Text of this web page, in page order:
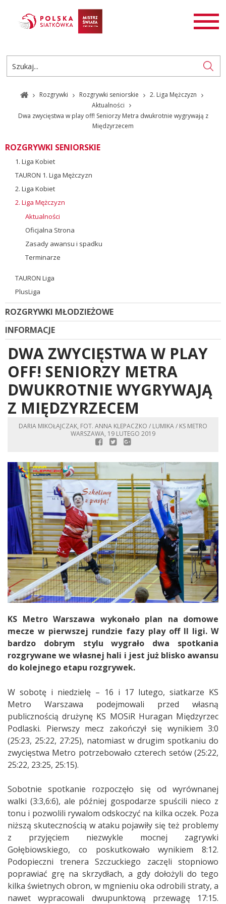
AKTUALNOŚCI
ROZGRYWKI
PL
EN
Rozgrywki Rozgrywki seniorskie
2. Liga Mężczyzn
Aktualności
Dwa zwycięstwa w play off! Seniorzy Metra dwukrotnie wygrywają z
Międzyrzecem
ROZGRYWKI SENIORSKIE
1. Liga Kobiet
TAURON 1. Liga Mężczyzn
2. Liga Kobiet
2. Liga Mężczyzn
Aktualności
Oficjalna Strona
Zasady awansu i spadku
Terminarze
TAURON Liga
PlusLiga
ROZGRYWKI MŁODZIEŻOWE
INFORMACJE
DWA ZWYCIĘSTWA W PLAY
OFF! SENIORZY METRA
DWUKROTNIE WYGRYWAJĄ
Z MIĘDZYRZECEM
DARIA MIKOŁAJCZAK, FOT. ANNA KLEPACZKO / LUMIKA / KS METRO
WARSZAWA, 19 LUTEGO 2019
KS Metro Warszawa wykonało plan na domowe
mecze w pierwszej rundzie fazy play off II ligi. W
bardzo dobrym stylu wygrało dwa spotkania
rozgrywane we własnej hali i jest już blisko awansu
do kolejnego etapu rozgrywek.
W sobotę i niedzielę – 16 i 17 lutego, siatkarze KS
Metro Warszawa podejmowali przed własną
publicznością drużynę KS MOSiR Huragan Międzyrzec
Podlaski. Pierwszy mecz zakończył się wynikiem 3:0
(25:23, 25:22, 27:25), natomiast w drugim spotkaniu do
zwycięstwa Metro potrzebowało czterech setów (25:22,
25:22, 23:25, 25:15).
Sobotnie spotkanie rozpoczęło się od wyrównanej
walki (3:3,6:6), ale później gospodarze spuścili nieco z
tonu i pozwolili rywalom odskoczyć na kilka oczek. Poza
niższą skutecznością w ataku pojawiły się też problemy
z przyjęciem niezwykle mocnej zagrywki
Gołębiowskiego, co poskutkowało wynikiem 8:12.
Podopieczni trenera Szczuckiego zaczęli stopniowo
poprawiać grę na skrzydłach, a gdy dołożyli do tego
kilka świetnych obron, w mgnieniu oka odrobili straty, a
nawet wypracowali dwupunktową przewagę 17:15.